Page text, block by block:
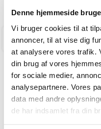
Denne hjemmeside
Vi bruger cookies til at
annoncer, til at vise dig
at analysere vores trafik.
din brug af vores
for sociale medier,
analysepartnere. Vores
data med andre
de har indsamlet fra din
RINGKØBING